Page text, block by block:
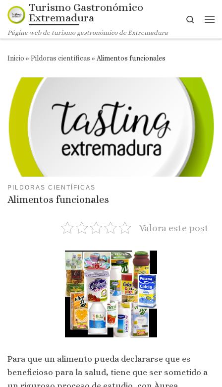
Saltar al contenido
Turismo Gastronómico
Extremadura
Página web de turismo gastronómico de Extremadura
Search
Inicio » Pildoras científicas » Alimentos funcionales
PILDORAS CIENTÍFICAS
Alimentos funcionales
Valora este post
Para que un alimento pueda declararse que es
beneficioso para la salud, tiene que ser sometido a